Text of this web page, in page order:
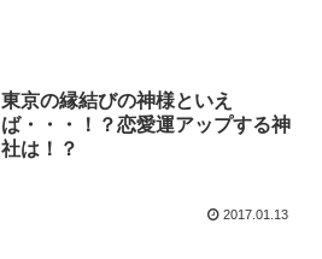
東京の縁結びの神様といえ
ば・・・！？恋愛運アップする神
社は！？
2017.01.13